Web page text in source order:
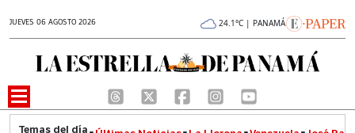
JUEVES 06 AGOSTO 2026 24.1°C | PANAMÁ